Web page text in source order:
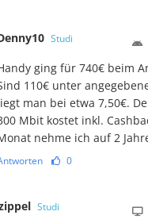
Studi
ging für 740€ beim
110€ unter
man bei etwa 7,50€.
Mbit kostet inkl.
nehme ich auf 2
0
Studi